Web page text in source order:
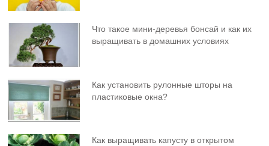
Что такое мини-деревья бонсай и как их
выращивать в домашних условиях
Как установить рулонные шторы на
пластиковые окна?
Как выращивать капусту в открытом